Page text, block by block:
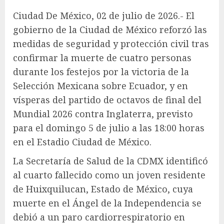
Ciudad De México, 02 de julio de 2026.- El
gobierno de la Ciudad de México reforzó las
medidas de seguridad y protección civil tras
confirmar la muerte de cuatro personas
durante los festejos por la victoria de la
Selección Mexicana sobre Ecuador, y en
vísperas del partido de octavos de final del
Mundial 2026 contra Inglaterra, previsto
para el domingo 5 de julio a las 18:00 horas
en el Estadio Ciudad de México.
La Secretaría de Salud de la CDMX identificó
al cuarto fallecido como un joven residente
de Huixquilucan, Estado de México, cuya
muerte en el Ángel de la Independencia se
debió a un paro cardiorrespiratorio en